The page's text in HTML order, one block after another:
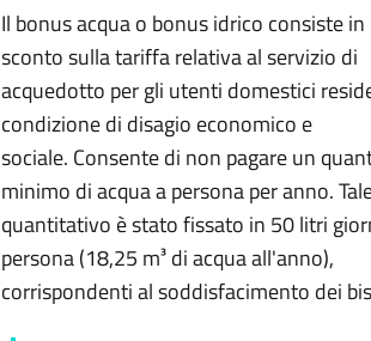
Il bonus acqua o bonus idrico consiste
sconto sulla tariffa relativa al servizio di
acquedotto per gli utenti domestici
condizione di disagio economico e
sociale. Consente di non pagare un
minimo di acqua a persona per anno.
quantitativo è stato fissato in 50 litri
persona (18,25 m³ di acqua all'anno),
corrispondenti al soddisfacimento dei